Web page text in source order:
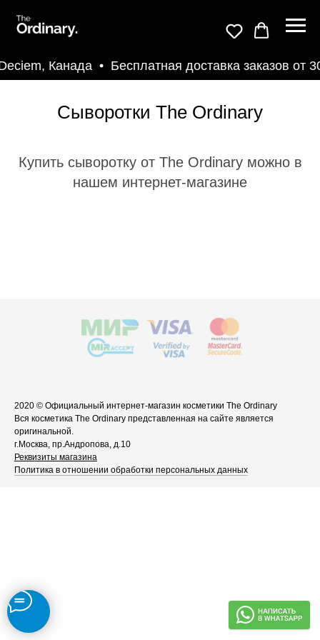
Канада Бесплатная доставка заказов от
Сыворотки The Ordinary
Купить сыворотку от The Ordinary можно в
нашем интернет-магазине
2020 © Официальный интернет-магазин косметики The Ordinary
Вся косметика The Ordinary представленная на сайте является
оригинальной.
г.Москва, пр.Андропова, д.10
Реквизиты магазина
Политика в отношении обработки персональных данных